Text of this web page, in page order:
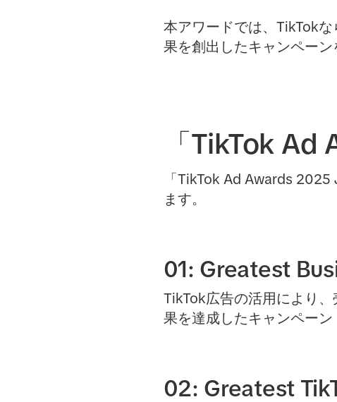
本アワードでは、TikTok
果を創出したキャンペーン
「TikTok
「TikTok Ad Awards
ます。
01: Greatest
TikTok広告の活用により
果を達成したキャンペーン
02: Greatest